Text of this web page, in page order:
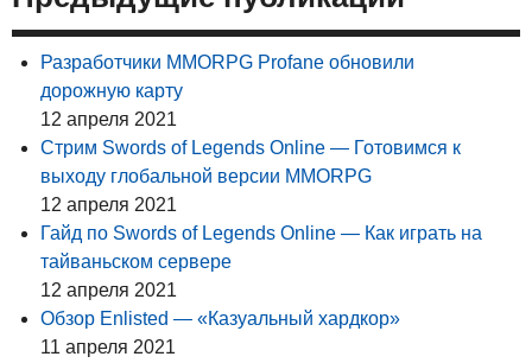
Разработчики MMORPG Profane обновили
дорожную карту
12 апреля 2021
Стрим Swords of Legends Online — Готовимся к
выходу глобальной версии MMORPG
12 апреля 2021
Гайд по Swords of Legends Online — Как играть на
тайваньском сервере
12 апреля 2021
Обзор Enlisted — «Казуальный хардкор»
11 апреля 2021